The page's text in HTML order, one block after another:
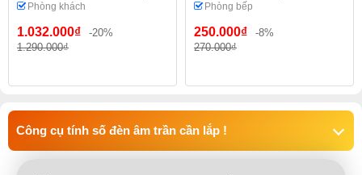
Phòng khách
1.032.000₫
-20%
1.290.000₫
Phòng bếp
250.000₫
-8%
270.000₫
Công cụ tính số đèn âm trần cần lắp !